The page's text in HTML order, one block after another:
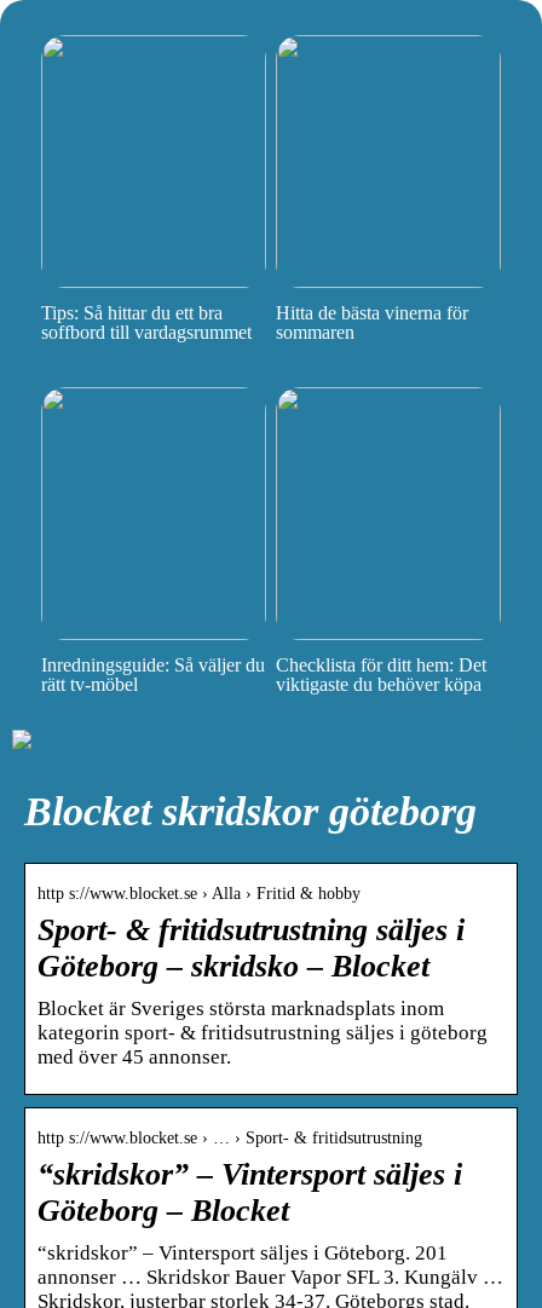
Tips: Så hittar du ett bra
soffbord till vardagsrummet
Hitta de bästa vinerna för
sommaren
Inredningsguide: Så väljer du
rätt tv-möbel
Checklista för ditt hem: Det
viktigaste du behöver köpa
Blocket skridskor göteborg
http s://www.blocket.se › Alla › Fritid & hobby
Sport- & fritidsutrustning säljes i
Göteborg – skridsko – Blocket
Blocket är Sveriges största marknadsplats inom
kategorin sport- & fritidsutrustning säljes i göteborg
med över 45 annonser.
http s://www.blocket.se › … › Sport- & fritidsutrustning
“skridskor” – Vintersport säljes i
Göteborg – Blocket
“skridskor” – Vintersport säljes i Göteborg. 201
annonser … Skridskor Bauer Vapor SFL 3. Kungälv …
Skridskor, justerbar storlek 34-37. Göteborgs stad.